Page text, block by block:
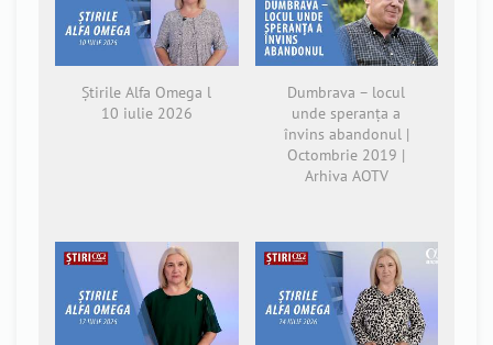
Știrile Alfa Omega l
10 iulie 2026
Dumbrava – locul
unde speranța a
învins abandonul |
Octombrie 2019 |
Arhiva AOTV